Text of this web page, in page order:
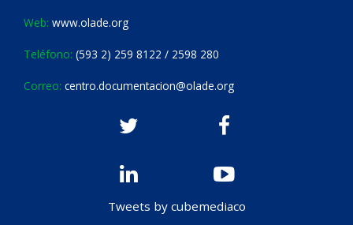
Web: www.olade.org
Teléfono: (593 2) 259 8122 / 2598 280
Correo: centro.documentacion@olade.org
Tweets by cubemediaco